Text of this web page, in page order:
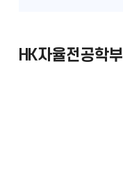
HK자율전공학부